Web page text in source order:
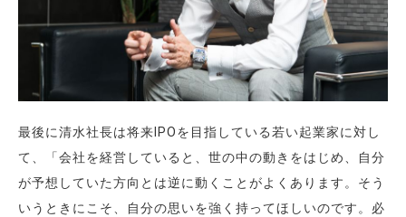
最後に清水社長は将来IPOを目指している若い起業家に対し
て、「会社を経営していると、世の中の動きをはじめ、自分
が予想していた方向とは逆に動くことがよくあります。そう
いうときにこそ、自分の思いを強く持ってほしいのです。必